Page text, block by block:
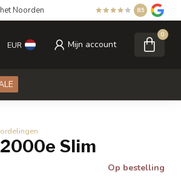
Noorden 8.5
EUR Mijn account
0
Slim
Op bestelling